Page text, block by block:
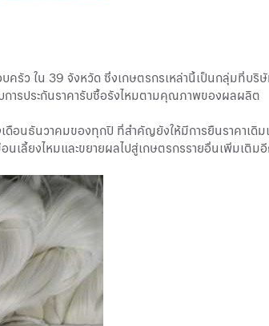
รัว ใน 39 จังหวัด ซึ่งเกษตรกรเหล่านี้เป็นกลุ่มที่บริ
ารประกันราคารับซื้อรังไหมตามคุณภาพของผลผลิต
อนธันวาคมของทุกปี ที่สำคัญยังให้มีการยืนราคาเดิม
นเลี้ยงไหมและขยายผลไปสู่เกษตรกรรายอื่นเพิ่มเติม